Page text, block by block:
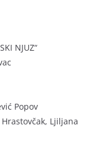
NJUZ“
Popov
Ljiljana